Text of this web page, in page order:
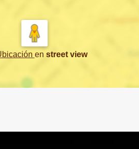
en street view